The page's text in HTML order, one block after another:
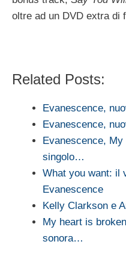
oltre ad un DVD extra di
Related Posts:
Evanescence,
Evanescence,
Evanescence,
singolo…
What you want: il
Evanescence
Kelly Clarkson e
My heart is
sonora…